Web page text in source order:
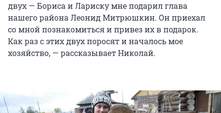
двух — Бориса и Лариску мне подарил глава
нашего района Леонид Митрюшкин. Он приехал
со мной познакомиться и привез их в подарок.
Как раз с этих двух поросят и началось мое
хозяйство, — рассказывает Николай.